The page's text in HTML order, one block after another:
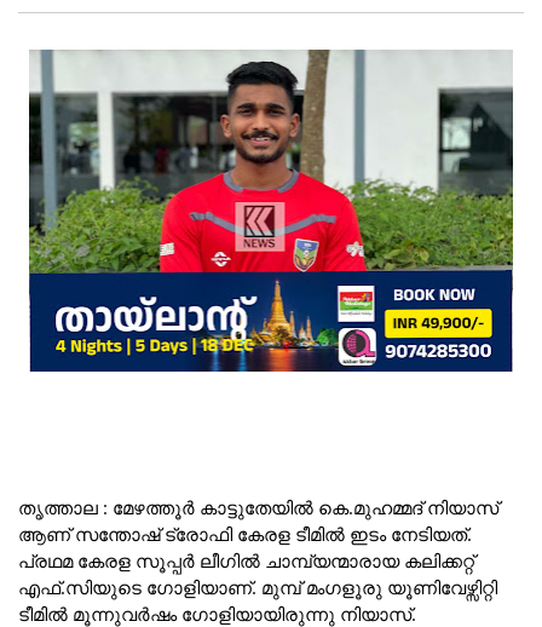
തൃത്താല : മേഴത്തൂർ കാട്ടുതേയിൽ കെ.മുഹമ്മദ് നിയാസ്
ആണ് സന്തോഷ് ട്രോഫി കേരള ടീമിൽ ഇടം നേടിയത്.
പ്രഥമ കേരള സൂപ്പർ ലീഗിൽ ചാമ്പ്യന്മാരായ കലിക്കറ്റ്
എഫ്.സിയുടെ ഗോളിയാണ്. മുമ്പ് മംഗളൂരു യൂണിവേഴ്സിറ്റി
ടീമിൽ മൂന്നുവർഷം ഗോളിയായിരുന്നു നിയാസ്.